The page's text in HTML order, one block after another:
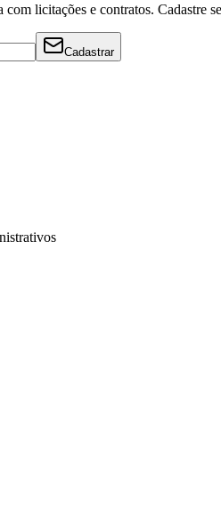
licitações e contratos. Cadastre
Cadastrar